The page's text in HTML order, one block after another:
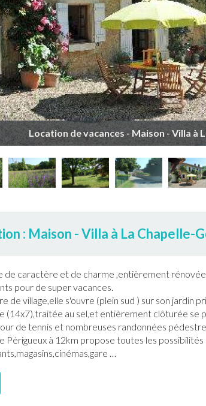
Location de vacances - Maison - Villa à
: Maison - Villa à La Chapelle-
de caractère et de charme ,entièrement
pour de super vacances.
de village,elle s'ouvre (plein sud ) sur son jardin
(14x7),traitée au sel,et entièrement clôturée se
de tennis et nombreuses randonnées
Périgueux à 12km propose toutes les
…